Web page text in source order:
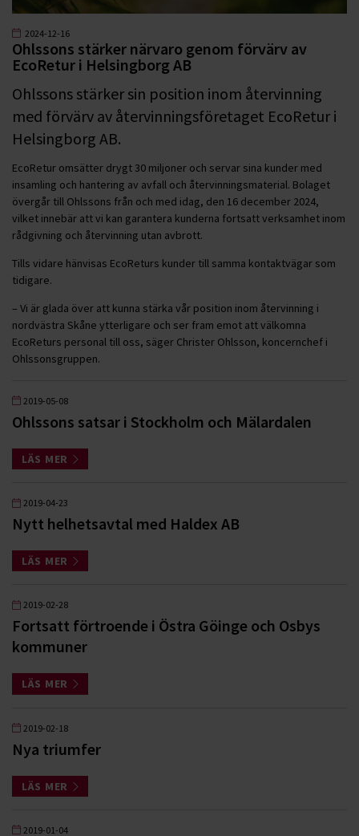
2024-12-16
Ohlssons stärker närvaro genom förvärv av
EcoRetur i Helsingborg AB
Ohlssons stärker sin position inom återvinning
med förvärv av återvinningsföretaget EcoRetur i
Helsingborg AB.
EcoRetur omsätter drygt 30 miljoner och servar sina kunder med
insamling och hantering av avfall och återvinningsmaterial. Bolaget
övergår till Ohlssons från och med idag, den 16 december 2024,
vilket innebär att vi kan garantera kunderna fortsatt verksamhet inom
rådgivning och återvinning utan avbrott.
Tills vidare hänvisas EcoReturs kunder till samma kontaktvägar som
tidigare.
– Vi är glada över att kunna stärka vår position inom återvinning i
nordvästra Skåne ytterligare och ser fram emot att välkomna
EcoReturs personal till oss, säger Christer Ohlsson, koncernchef i
Ohlssonsgruppen.
2019-05-08
Ohlssons satsar i Stockholm och Mälardalen
LÄS MER
2019-04-23
Nytt helhetsavtal med Haldex AB
LÄS MER
2019-02-28
Fortsatt förtroende i Östra Göinge och Osbys
kommuner
LÄS MER
2019-02-18
Nya triumfer
LÄS MER
2019-01-04